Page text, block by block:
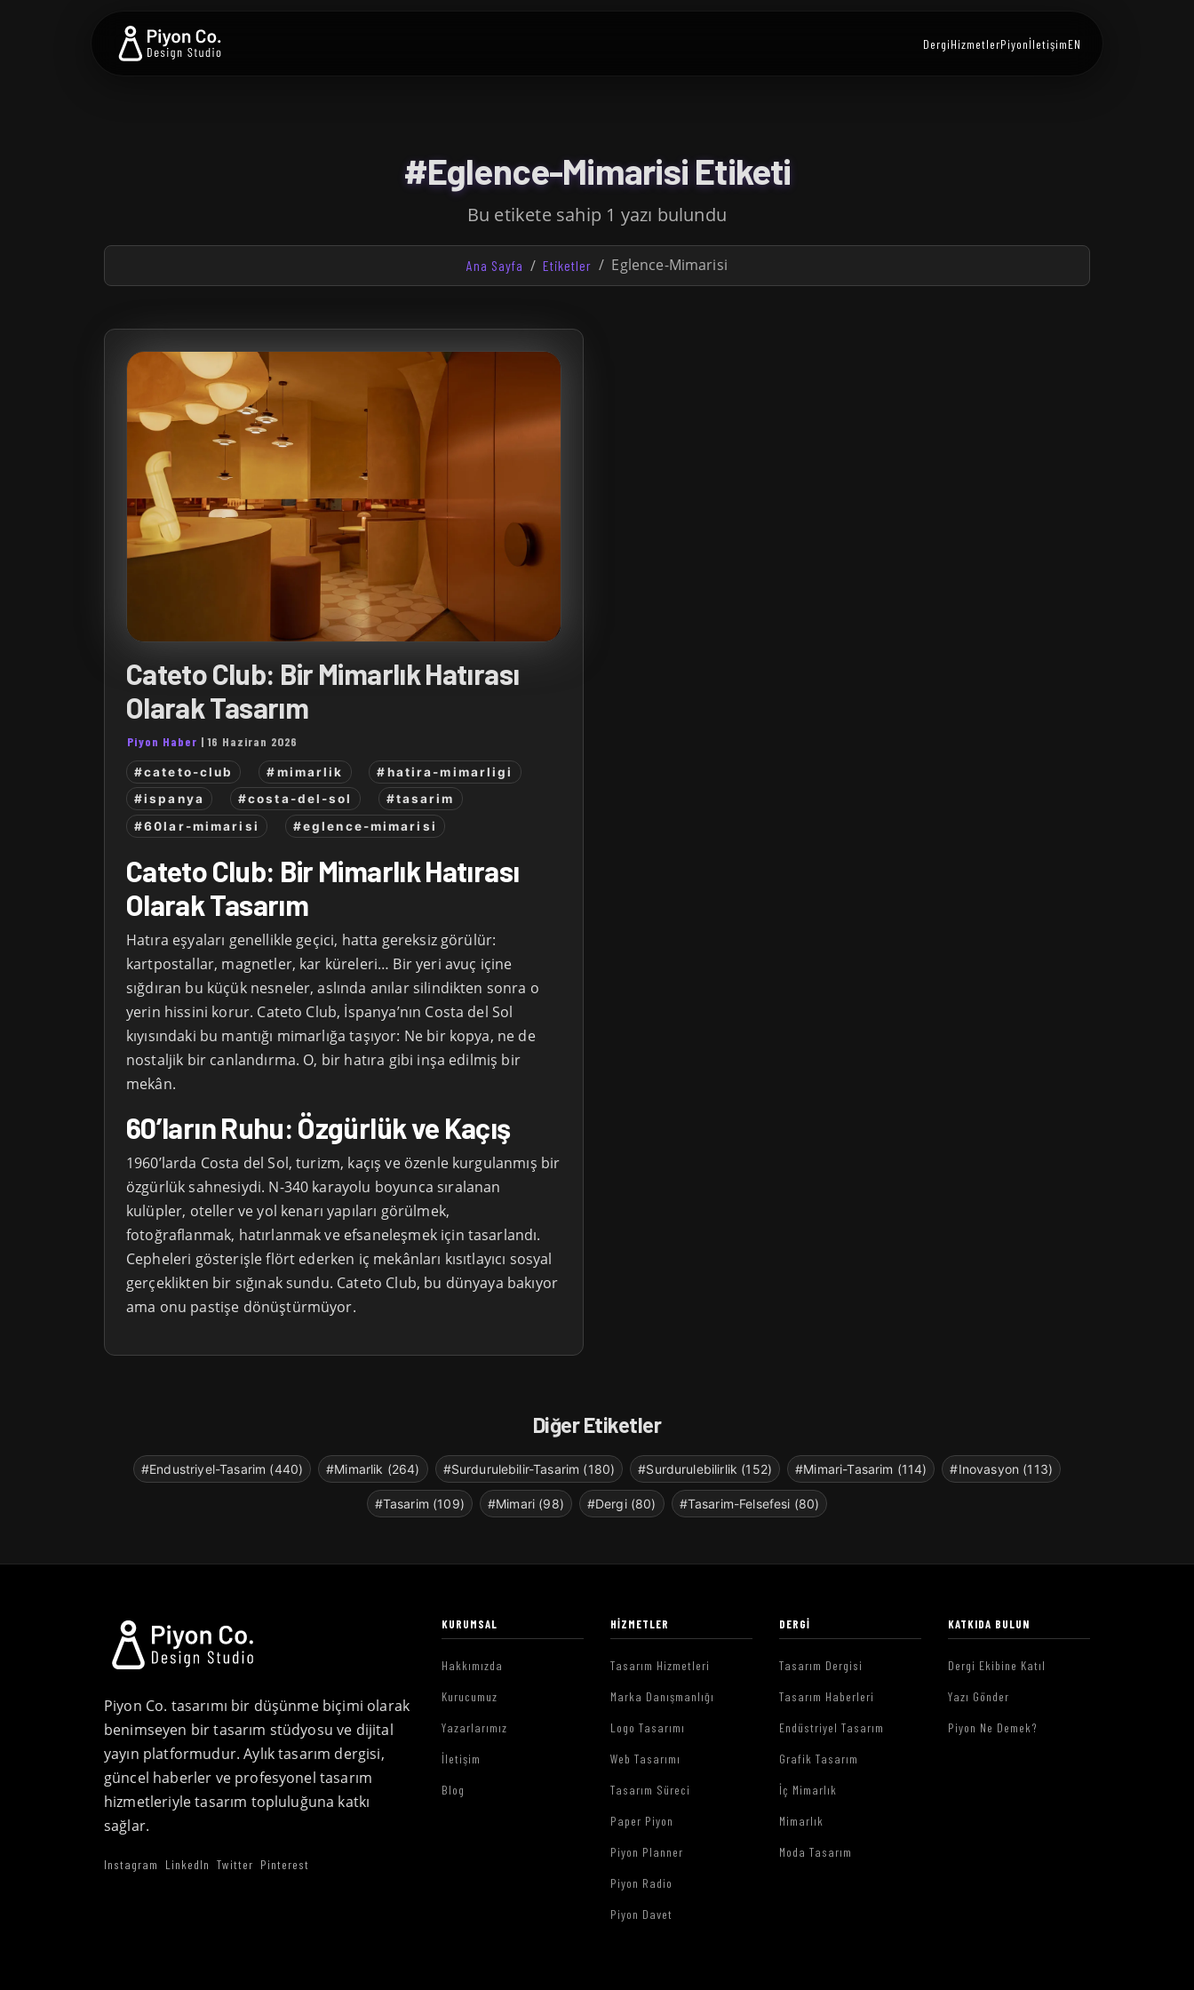
DergiHizmetlerPiyonİletişimEN
#Eglence-Mimarisi Etiketi
Bu etikete sahip 1 yazı bulundu
Ana Sayfa Etiketler Eglence-Mimarisi
Cateto Club: Bir Mimarlık Hatırası
Olarak Tasarım
Piyon Haber |16 Haziran 2026
#cateto-club #mimarlik
#hatira-mimarligi
#ispanya
#costa-del-sol
#tasarim
#60lar-mimarisi
#eglence-mimarisi
Cateto Club: Bir Mimarlık Hatırası
Olarak Tasarım
Hatıra eşyaları genellikle geçici, hatta gereksiz görülür:
kartpostallar, magnetler, kar küreleri… Bir yeri avuç içine
sığdıran bu küçük nesneler, aslında anılar silindikten sonra o
yerin hissini korur. Cateto Club, İspanya’nın Costa del Sol
kıyısındaki bu mantığı mimarlığa taşıyor: Ne bir kopya, ne de
nostaljik bir canlandırma. O, bir hatıra gibi inşa edilmiş bir
mekân.
60’ların Ruhu: Özgürlük ve Kaçış
1960’larda Costa del Sol, turizm, kaçış ve özenle kurgulanmış bir
özgürlük sahnesiydi. N-340 karayolu boyunca sıralanan
kulüpler, oteller ve yol kenarı yapıları görülmek,
fotoğraflanmak, hatırlanmak ve efsaneleşmek için tasarlandı.
Cepheleri gösterişle flört ederken iç mekânları kısıtlayıcı sosyal
gerçeklikten bir sığınak sundu. Cateto Club, bu dünyaya bakıyor
ama onu pastişe dönüştürmüyor.
Diğer Etiketler
#Endustriyel-Tasarim (440) #Mimarlik (264) #Surdurulebilir-Tasarim (180) #Surdurulebilirlik (152) #Mimari-Tasarim (114) #Inovasyon (113)
#Tasarim (109) #Mimari (98) #Dergi (80) #Tasarim-Felsefesi (80)
Piyon Co. tasarımı bir düşünme biçimi olarak
benimseyen bir tasarım stüdyosu ve dijital
yayın platformudur. Aylık tasarım dergisi,
güncel haberler ve profesyonel tasarım
hizmetleriyle tasarım topluluğuna katkı
sağlar.
Instagram LinkedIn Twitter Pinterest
KURUMSAL
Hakkımızda
Kurucumuz
Yazarlarımız
İletişim
Blog
HIZMETLER
Tasarım Hizmetleri
Marka Danışmanlığı
Logo Tasarımı
Web Tasarımı
Tasarım Süreci
Paper Piyon
Piyon Planner
Piyon Radio
Piyon Davet
DERGI
Tasarım Dergisi
Tasarım Haberleri
Endüstriyel Tasarım
Grafik Tasarım
İç Mimarlık
Mimarlık
Moda Tasarım
KATKIDA BULUN
Dergi Ekibine Katıl
Yazı Gönder
Piyon Ne Demek?